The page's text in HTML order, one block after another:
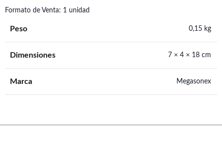
Formato de Venta: 1 unidad
Peso 0,15 kg
Dimensiones 7 × 4 × 18 cm
Marca Megasonex